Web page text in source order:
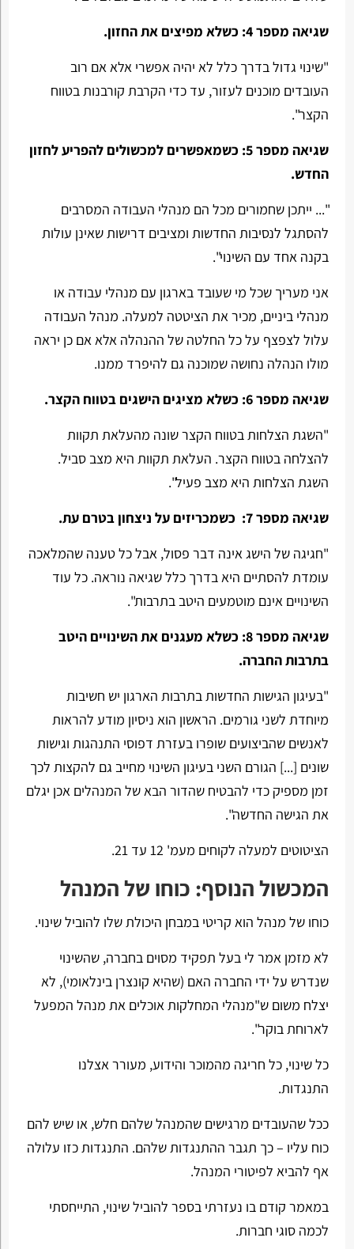
שגיאה מספר 4: כשלא מפיצים את החזון.
"שינוי גדול בדרך כלל לא יהיה אפשרי אלא אם רוב
העובדים מוכנים לעזור, עד כדי הקרבת קורבנות בטווח
הקצר".
שגיאה מספר 5:
כשמאפשרים למכשולים להפריע לחזון
החדש.
"... ייתכן שחמורים מכל הם מנהלי העבודה המסרבים
להסתגל לנסיבות החדשות ומציבים דרישות שאינן עולות
בקנה אחד עם השינוי".
אני מעריך שכל מי שעובד בארגון עם מנהלי עבודה או
מנהלי ביניים, מכיר את הציטטה למעלה. מנהל העבודה
עלול לצפצף על כל החלטה של ההנהלה אלא אם כן יראה
מולו הנהלה נחושה שמוכנה גם להיפרד ממנו.
שגיאה מספר 6: כשלא מציגים הישגים בטווח הקצר.
"השגת הצלחות בטווח הקצר שונה מהעלאת תקוות
להצלחה בטווח הקצר. העלאת תקוות היא מצב סביל.
השגת הצלחות היא מצב פעיל".
שגיאה מספר 7:
כשמכריזים על ניצחון בטרם עת.
"חגיגה של הישג אינה דבר פסול, אבל כל טענה שהמלאכה
עומדת להסתיים היא בדרך כלל שגיאה נוראה. כל עוד
השינויים אינם מוטמעים היטב בתרבות".
שגיאה מספר 8: כשלא מעגנים את השינויים היטב
בתרבות החברה.
"בעיגון הגישות החדשות בתרבות הארגון יש חשיבות
מיוחדת לשני גורמים. הראשון הוא ניסיון מודע להראות
לאנשים שהביצועים שופרו בעזרת דפוסי התנהגות וגישות
שונים [...] הגורם השני בעיגון השינוי מחייב גם להקצות לכך
זמן מספיק כדי להבטיח שהדור הבא של המנהלים אכן יגלם
את הגישה החדשה".
הציטוטים למעלה לקוחים מעמ' 12 עד 21.
המכשול הנוסף: כוחו של המנהל
כוחו של מנהל הוא קריטי במבחן היכולת שלו להוביל שינוי.
לא מזמן אמר לי בעל תפקיד מסוים בחברה, שהשינוי
שנדרש על ידי החברה האם (שהיא קונצרן בינלאומי), לא
יצלח משום ש"מנהלי המחלקות אוכלים את מנהל המפעל
לארוחת בוקר".
כל שינוי, כל חריגה מהמוכר והידוע, מעורר אצלנו
התנגדות.
ככל שהעובדים מרגישים שהמנהל שלהם חלש, או שיש להם
כוח עליו – כך תגבר ההתנגדות שלהם. התנגדות כזו עלולה
אף להביא לפיטורי המנהל.
במאמר קודם בו נעזרתי בספר להוביל שינוי, התייחסתי
לכמה סוגי חברות.